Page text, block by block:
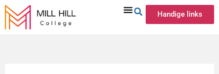
Handige links